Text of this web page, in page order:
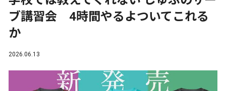
ブ講習会 4時間やるよついてこれる
か
2026.06.13